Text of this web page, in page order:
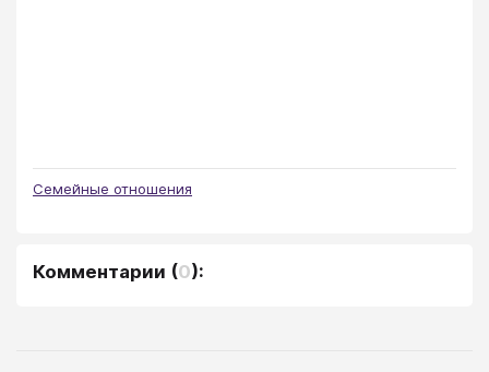
Семейные отношения
Комментарии (0):